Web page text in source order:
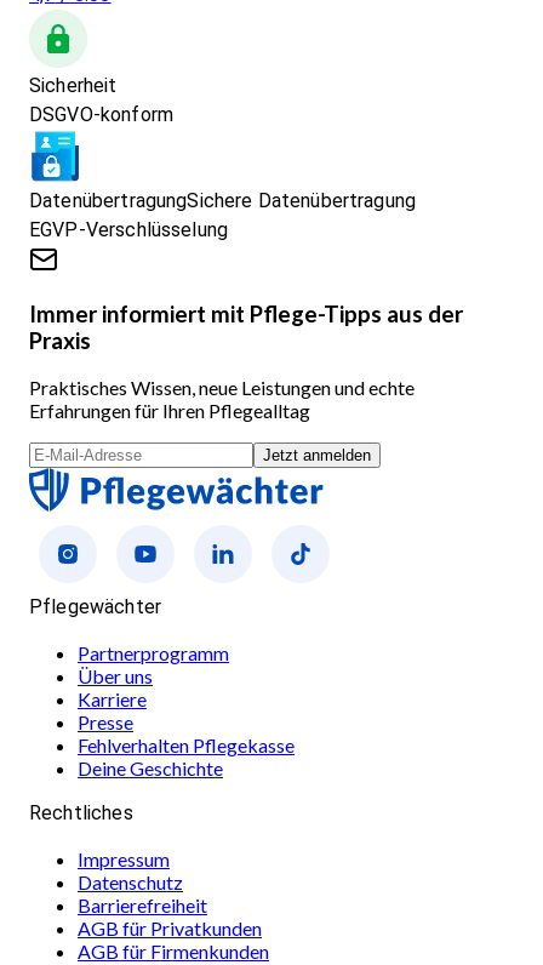
Sicherheit
DSGVO-konform
DatenübertragungSichere Datenübertragung
EGVP-Verschlüsselung
Immer informiert mit Pflege-Tipps aus der
Praxis
Praktisches Wissen, neue Leistungen und echte
Erfahrungen für Ihren Pflegealltag
Jetzt anmelden
Pflegewächter
Partnerprogramm
Über uns
Karriere
Presse
Fehlverhalten Pflegekasse
Deine Geschichte
Rechtliches
Impressum
Datenschutz
Barrierefreiheit
AGB für Privatkunden
AGB für Firmenkunden